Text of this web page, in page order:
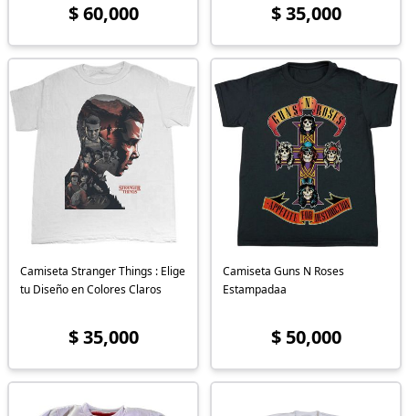
$ 60,000 $ 35,000
Camiseta Stranger Things : Elige
tu Diseño en Colores Claros
$ 35,000
Camiseta Guns N Roses
Estampadaa
$ 50,000